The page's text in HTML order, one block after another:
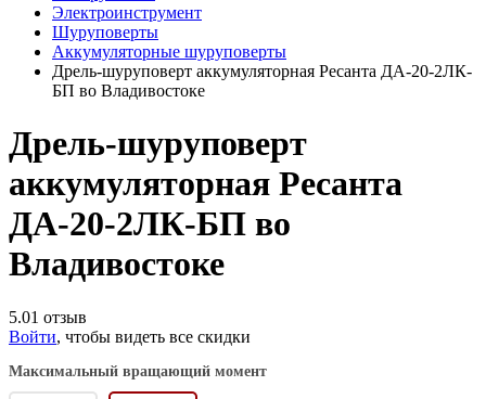
Электроинструмент
Шуруповерты
Аккумуляторные шуруповерты
Дрель-шуруповерт аккумуляторная Ресанта ДА-20-2ЛК-
БП во Владивостоке
Дрель-шуруповерт
аккумуляторная Ресанта
ДА-20-2ЛК-БП во
Владивостоке
5.01 отзыв
Войти, чтобы видеть все скидки
Максимальный вращающий момент